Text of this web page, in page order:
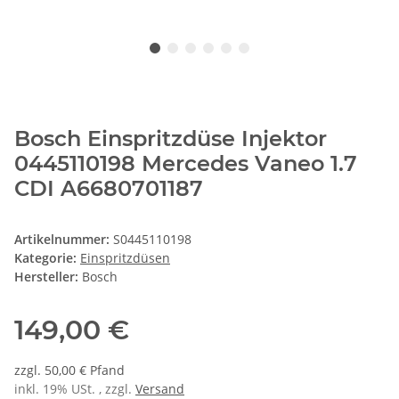
Bosch Einspritzdüse Injektor
0445110198 Mercedes Vaneo 1.7
CDI A6680701187
Artikelnummer: S0445110198
Kategorie: Einspritzdüsen
Hersteller: Bosch
149,00 €
zzgl. 50,00 € Pfand
inkl. 19% USt. , zzgl. Versand